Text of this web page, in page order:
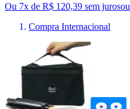
Ou 7x de R$ 120,39 sem jurosou
Compra Internacional